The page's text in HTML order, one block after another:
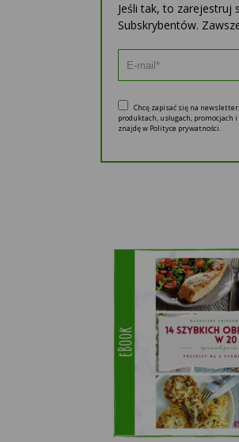
Jeśli tak, to zarejestruj
Subskrybentów.
Chcę zapisać się na
produktach, usługach, promocjach
znajdę w Polityce prywatności.